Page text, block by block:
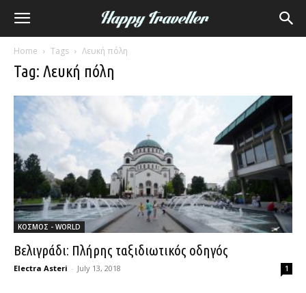
Home Tags Λευκή πόλη
Tag: Λευκή πόλη
ΚΟΣΜΟΣ - WORLD
Βελιγράδι: Πλήρης ταξιδιωτικός οδηγός
Electra Asteri - July 13, 2018 1